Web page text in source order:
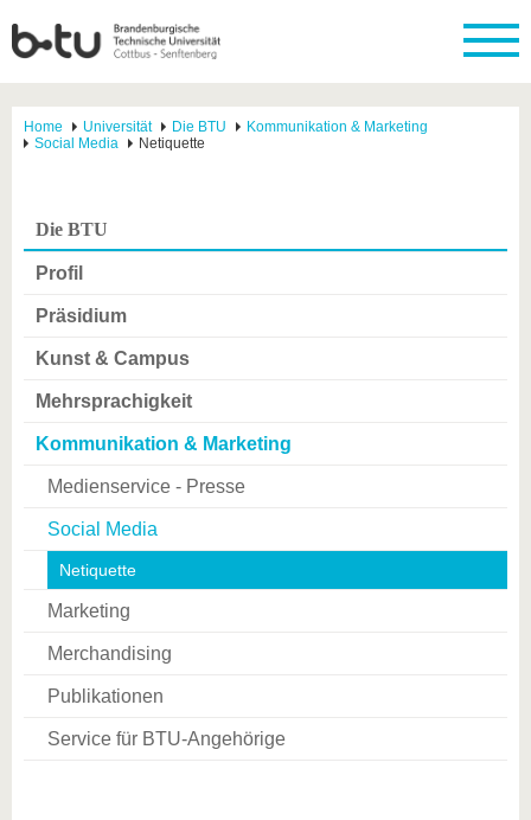
Home Universität Die BTU
Kommunikation & Marketing
Social Media
Netiquette
Die BTU
Profil
Präsidium
Kunst & Campus
Mehrsprachigkeit
Kommunikation & Marketing
Medienservice - Presse
Social Media
Netiquette
Marketing
Merchandising
Publikationen
Service für BTU-Angehörige